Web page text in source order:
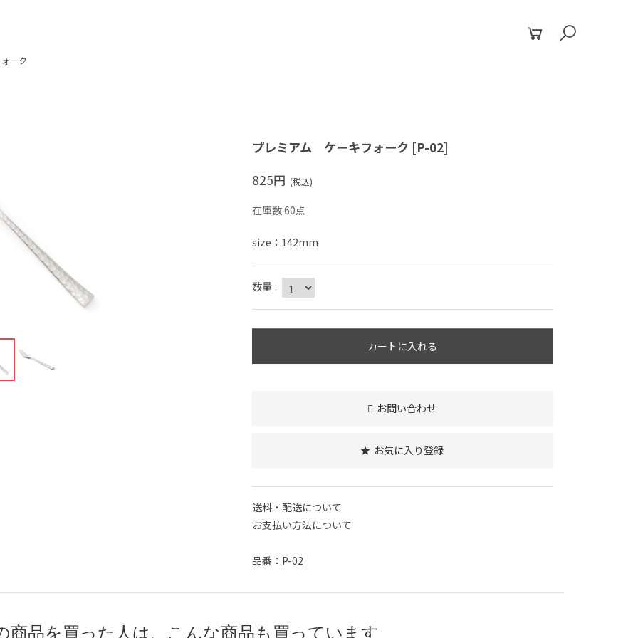
ーク
プレミアム ケーキフォーク [P-02]
825円 (税込)
在庫数 60点
size：142mm
数量 :
カートに入れる
お問い合わせ
お気に入り登録
送料・配送について
お支払い方法について
品番：P-02